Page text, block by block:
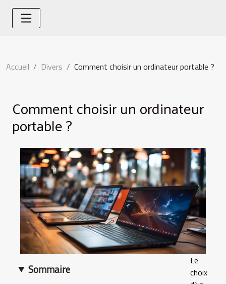
Accueil Divers Comment choisir un ordinateur portable ?
Comment choisir un ordinateur
portable ?
Sommaire
Le
choix